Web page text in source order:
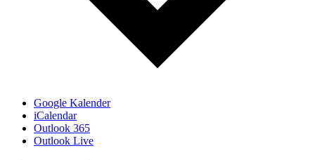
Google Kalender
iCalendar
Outlook 365
Outlook Live